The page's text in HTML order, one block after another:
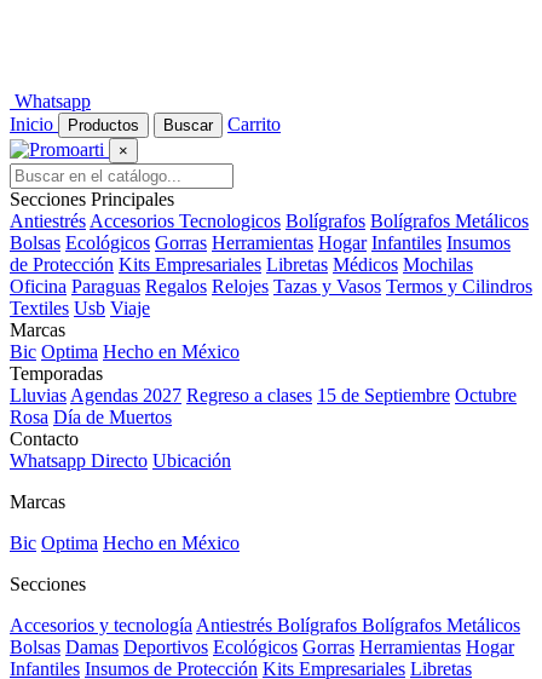
Whatsapp
Inicio
Productos Buscar Carrito
×
Secciones Principales
Antiestrés Accesorios Tecnologicos Bolígrafos Bolígrafos Metálicos
Bolsas Ecológicos Gorras Herramientas Hogar Infantiles Insumos
de Protección Kits Empresariales Libretas Médicos Mochilas
Oficina Paraguas Regalos Relojes Tazas y Vasos Termos y Cilindros
Textiles Usb Viaje
Marcas
Bic Optima Hecho en México
Temporadas
Lluvias Agendas 2027 Regreso a clases 15 de Septiembre Octubre
Rosa Día de Muertos
Contacto
Whatsapp Directo Ubicación
Marcas
Bic Optima Hecho en México
Secciones
Accesorios y tecnología Antiestrés Bolígrafos Bolígrafos Metálicos
Bolsas Damas Deportivos Ecológicos Gorras Herramientas Hogar
Infantiles Insumos de Protección Kits Empresariales Libretas